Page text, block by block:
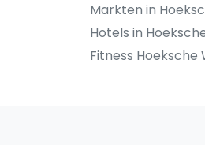
Markten in
Hotels in
Fitness Hoeksche